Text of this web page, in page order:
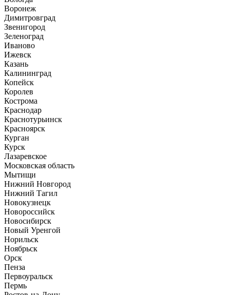
Воронеж
Димитровград
Звенигород
Зеленоград
Иваново
Ижевск
Казань
Калининград
Копейск
Королев
Кострома
Краснодар
Краснотурьинск
Красноярск
Курган
Курск
Лазаревское
Московская область
Мытищи
Нижний Новгород
Нижний Тагил
Новокузнецк
Новороссийск
Новосибирск
Новый Уренгой
Норильск
Ноябрьск
Орск
Пенза
Первоуральск
Пермь